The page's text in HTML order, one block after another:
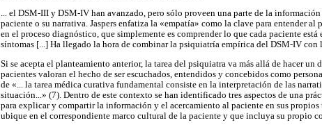
... el DSM-III y DSM-IV han avanzado, pero sólo proveen una parte de la
paciente o su narrativa. Jaspers enfatiza la «empatía» como la clave para entender al
en el proceso diagnóstico, que simplemente es comprender lo que cada paciente
síntomas [...] Ha llegado la hora de combinar la psiquiatría empírica del DSM-IV
Si se acepta el planteamiento anterior, la tarea del psiquiatra va más allá de hacer
pacientes valoran el hecho de ser escuchados, entendidos y concebidos como
de «... la tarea médica curativa fundamental consiste en la interpretación de las
situación...» (7). Dentro de este contexto se han identificado tres aspectos de una
para explicar y compartir la información y el acercamiento al paciente en sus propios
ubique en el correspondiente marco cultural de la paciente y que incluya su propio